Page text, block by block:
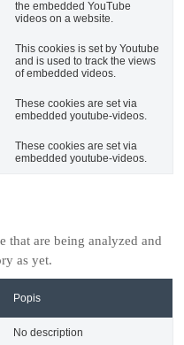
the embedded YouTube
videos on a website.
This cookies is set by Youtube
and is used to track the views
of embedded videos.
These cookies are set via
embedded youtube-videos.
These cookies are set via
embedded youtube-videos.
that are being analyzed and
as yet.
Popis
No description